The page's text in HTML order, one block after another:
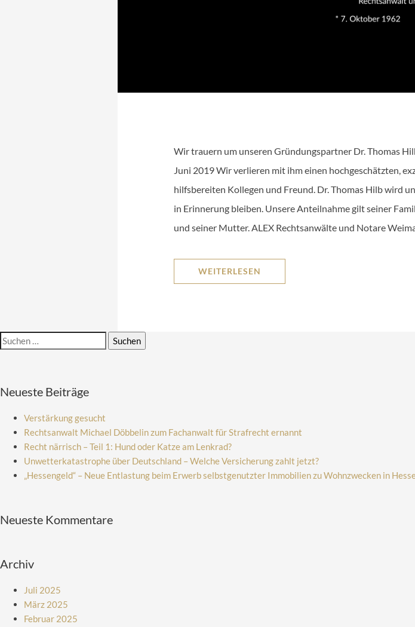
Wir trauern um unseren Gründungspartner Dr. Thomas
Juni 2019 Wir verlieren mit ihm einen hochgeschätzten,
hilfsbereiten Kollegen und Freund. Dr. Thomas Hilb wird
in Erinnerung bleiben. Unsere Anteilnahme gilt seiner
und seiner Mutter. ALEX Rechtsanwälte und Notare
WEITERLESEN
Suchen
nach:
Neueste Beiträge
Verstärkung gesucht
Rechtsanwalt Michael Döbbelin zum Fachanwalt für Strafrecht ernannt
Recht närrisch – Teil 1: Hund oder Katze am Lenkrad?
Unwetterkatastrophe über Deutschland – Welche Versicherung zahlt jetzt?
„Hessengeld“ – Neue Entlastung beim Erwerb selbstgenutzter Immobilien zu Wohnzwecken in
Neueste Kommentare
Archiv
Juli 2025
März 2025
Februar 2025